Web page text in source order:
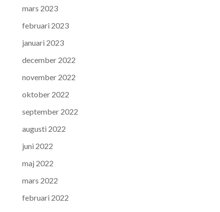
mars 2023
februari 2023
januari 2023
december 2022
november 2022
oktober 2022
september 2022
augusti 2022
juni 2022
maj 2022
mars 2022
februari 2022